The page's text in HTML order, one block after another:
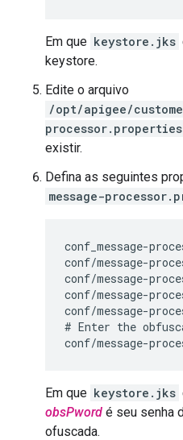
Em que keystore.jks
keystore.
Edite o arquivo
/opt/apigee/
processor.properties
existir.
Defina as seguintes
message-
conf_message-
conf/message-
conf/message-
conf/message-
conf/message-
# Enter the
conf/message-
Em que keystore.jks
obsPword é seu senha
ofuscada.